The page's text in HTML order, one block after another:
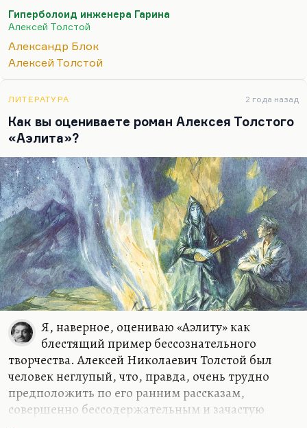
Но в целом мне кажется, что «Хождение по
мукам» — это книга, к которой можно было
относиться всерьез, просто когда ничего другого
не было. Я и «Петра Первого» не люблю. Мне
Гиперболоид инженера Гарина
Алексей Толстой
Александр Блок
Алексей Толстой
ЛИТЕРАТУРА 2 года назад
Как вы оцениваете роман Алексея Толстого
«Аэлита»?
Я, наверное, оцениваю «Аэлиту» как
блестящий пример бессознательного
творчества. Алексей Николаевич Толстой был
человек неглупый, что, правда, очень трудно
предположить по его ранним рассказам,
совершенно бессодержательным и зачастую